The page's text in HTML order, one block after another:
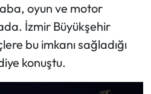
oyun ve motor
İzmir Büyükşehir
bu imkanı sağladığı
konuştu.